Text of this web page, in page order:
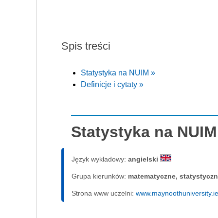
Spis treści
Statystyka na NUIM »
Definicje i cytaty »
Statystyka na NUIM
Język wykładowy: angielski
Grupa kierunków: matematyczne,
Strona www uczelni: